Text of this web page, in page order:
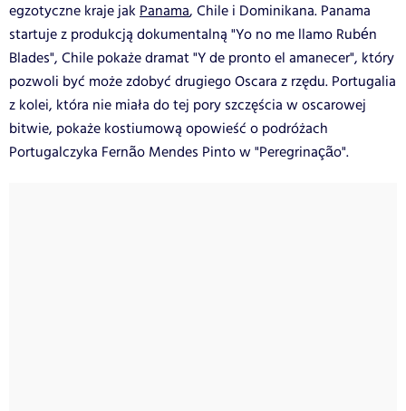
egzotyczne kraje jak Panama, Chile i Dominikana. Panama
startuje z produkcją dokumentalną "Yo no me llamo Rubén
Blades", Chile pokaże dramat "Y de pronto el amanecer", który
pozwoli być może zdobyć drugiego Oscara z rzędu. Portugalia
z kolei, która nie miała do tej pory szczęścia w oscarowej
bitwie, pokaże kostiumową opowieść o podróżach
Portugalczyka Fernão Mendes Pinto w "Peregrinação".